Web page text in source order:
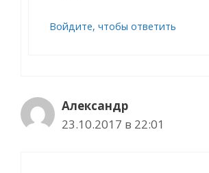
Войдите, чтобы ответить
Александр
23.10.2017 в 22:01